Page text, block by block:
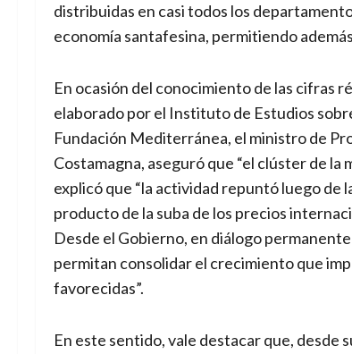
distribuidas en casi todos los
economía santafesina, permitiendo
En ocasión del conocimiento de las cifras
elaborado por el Instituto de Estudios
Fundación Mediterránea, el ministro de
Costamagna, aseguró que “el clúster de la
explicó que “la actividad repuntó luego de
producto de la suba de los precios
Desde el Gobierno, en diálogo
permitan consolidar el crecimiento que
favorecidas”.
En este sentido, vale destacar que, desde